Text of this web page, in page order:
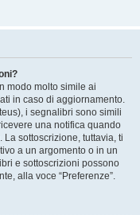
modo molto simile ai
in caso di aggiornamento.
i segnalibri sono simili
una notifica quando
sottoscrizione, tuttavia, ti
a un argomento o in un
e sottoscrizioni possono
alla voce “Preferenze”.